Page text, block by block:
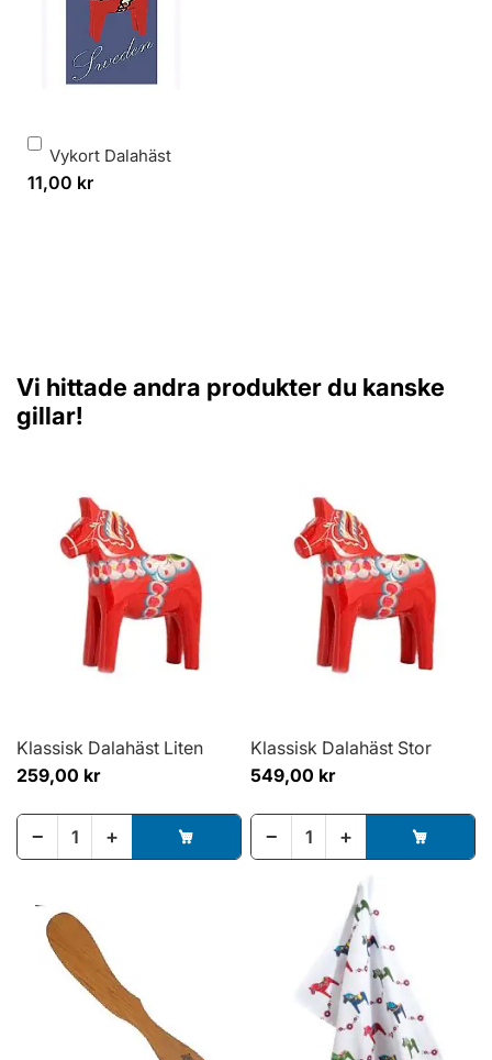
Vykort Dalahäst
11,00 kr
varukorg
Vi hittade andra produkter du kanske
gillar!
Klassisk Dalahäst Liten
259,00 kr
− +
Klassisk Dalahäst Stor
549,00 kr
− +